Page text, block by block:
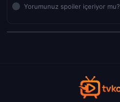
Yorumunuz spoiler içeriyor mu?